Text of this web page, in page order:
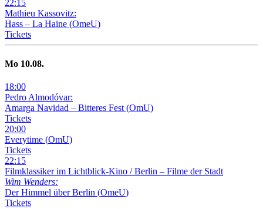
22:15
Mathieu Kassovitz:
Hass – La Haine (OmeU)
Tickets
Mo 10.08.
18:00
Pedro Almodóvar:
Amarga Navidad – Bitteres Fest (OmU)
Tickets
20:00
Everytime (OmU)
Tickets
22:15
Filmklassiker im Lichtblick-Kino /Berlin – Filme der Stadt
Wim Wenders:
Der Himmel über Berlin (OmeU)
Tickets